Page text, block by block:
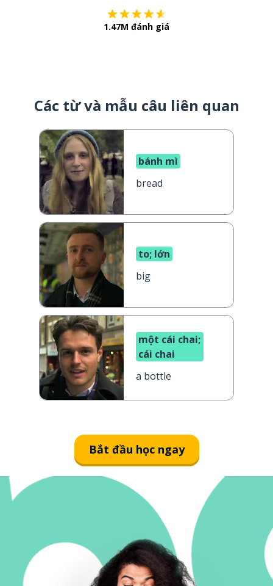
1.47M đánh giá
Các từ và mẫu câu liên quan
bánh mì
bread
to; lớn
big
một cái chai;
cái chai
a bottle
Bắt đầu học ngay